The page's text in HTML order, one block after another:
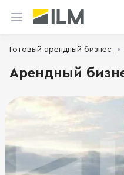
Готовый арендный бизнес
Арендный